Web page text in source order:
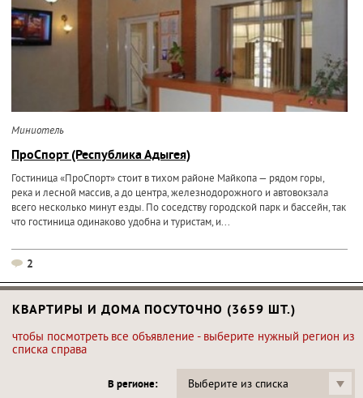
Миниотель
ПроСпорт (Республика Адыгея)
Гостиница «ПроСпорт» стоит в тихом районе Майкопа — рядом горы,
река и лесной массив, а до центра, железнодорожного и автовокзала
всего несколько минут езды. По соседству городской парк и бассейн, так
что гостиница одинаково удобна и туристам, и...
2
КВАРТИРЫ И ДОМА ПОСУТОЧНО (3659 ШТ.)
чтобы посмотреть все объявление - выберите нужный регион из
списка справа
В регионе: Выберите из списка